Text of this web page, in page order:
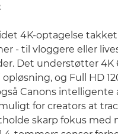
4K-optagelse
- til vloggere eller
Det understøtter 4K
og Full HD
Canons intelligente
for creators at
skarp fokus med